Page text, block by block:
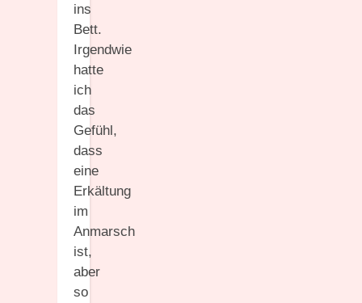
ins
Bett.
Irgendwie
hatte
ich
das
Gefühl,
dass
eine
Erkältung
im
Anmarsch
ist,
aber
so